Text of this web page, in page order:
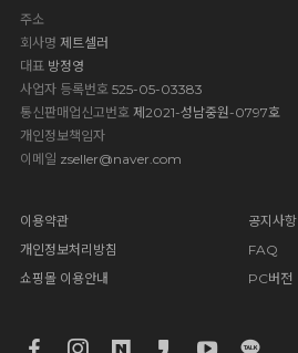
주소
회사명 제트셀러
대표방정영
사업자 등록번호 525-05-03383
통신판매업신고번호 제2021-성남중원-0797호
개인정보책임자
이메일 zseller@naver.com
이용약관
개인정보처리방침
쇼핑몰 이용안내
공지사항
FAQ
PC버전